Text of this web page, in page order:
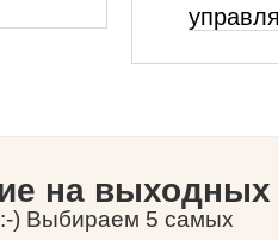
на выходных
:-) Выбираем 5 самых